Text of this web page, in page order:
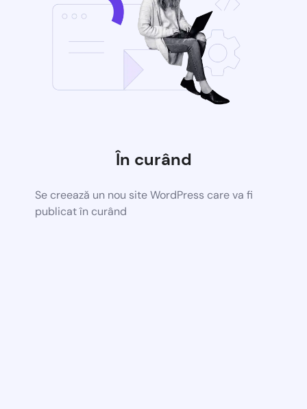
În curând
Se creează un nou site WordPress care va fi
publicat în curând